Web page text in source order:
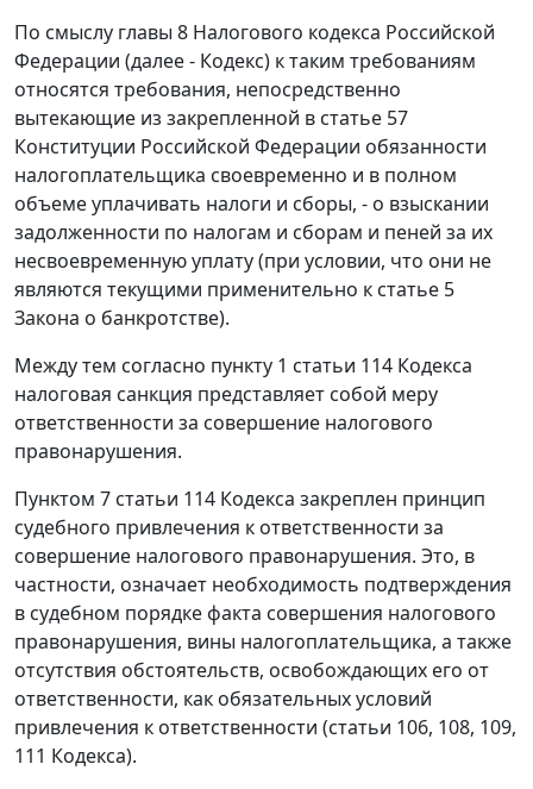
По смыслу главы 8 Налогового кодекса Российской
Федерации (далее - Кодекс) к таким требованиям
относятся требования, непосредственно
вытекающие из закрепленной в статье 57
Конституции Российской Федерации обязанности
налогоплательщика своевременно и в полном
объеме уплачивать налоги и сборы, - о взыскании
задолженности по налогам и сборам и пеней за их
несвоевременную уплату (при условии, что они не
являются текущими применительно к статье 5
Закона о банкротстве).
Между тем согласно пункту 1 статьи 114 Кодекса
налоговая санкция представляет собой меру
ответственности за совершение налогового
правонарушения.
Пунктом 7 статьи 114 Кодекса закреплен принцип
судебного привлечения к ответственности за
совершение налогового правонарушения. Это, в
частности, означает необходимость подтверждения
в судебном порядке факта совершения налогового
правонарушения, вины налогоплательщика, а также
отсутствия обстоятельств, освобождающих его от
ответственности, как обязательных условий
привлечения к ответственности (статьи 106, 108, 109,
111 Кодекса).